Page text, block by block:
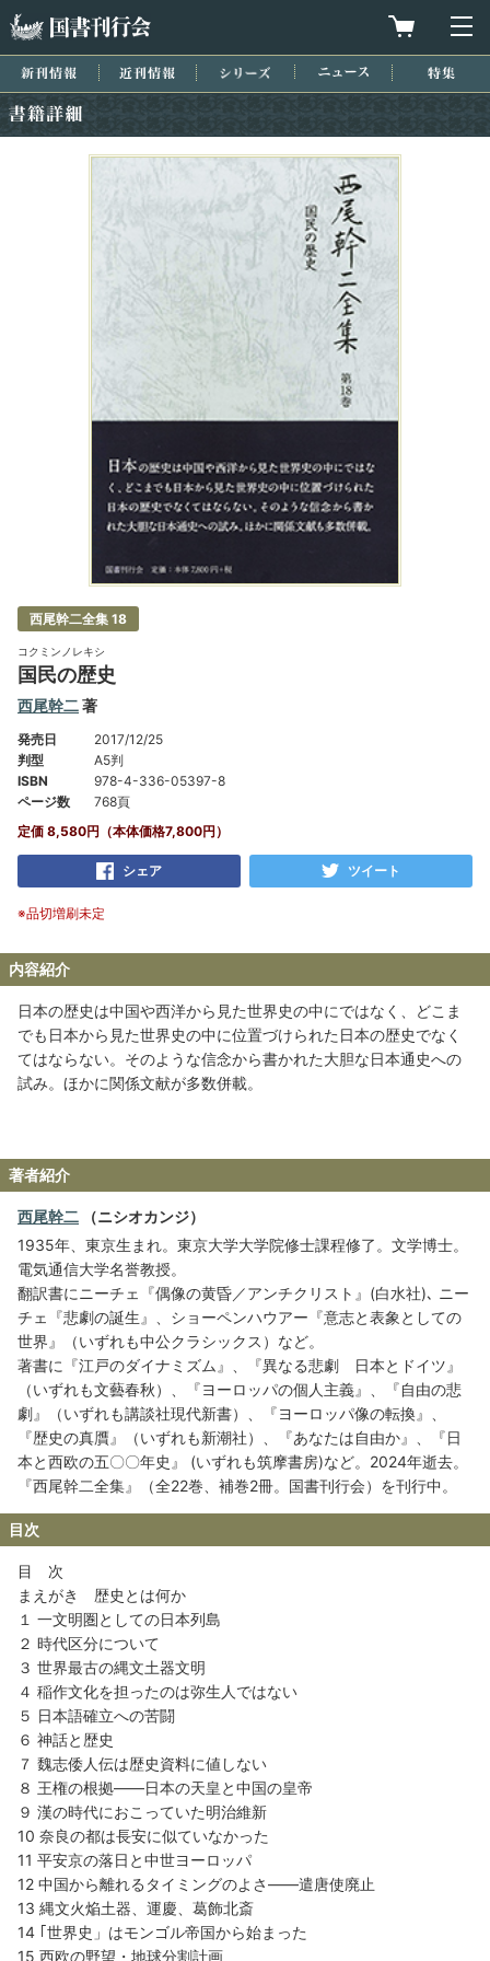
買物カゴを
新刊情報 近刊情報 シリーズ ニュース
西尾幹二全集 18
コクミンノレキシ
国民の歴史
西尾幹二著
発売日
2017/12/25
判型
A5判
ISBN
978-4-336-05397-8
ページ数
768頁
定価 8,580円（本体価格7,800円）
シェア ツイート
※品切増刷未定
内容紹介
日本の歴史は中国や西洋から見た世界史の中にではなく、どこま
でも日本から見た世界史の中に位置づけられた日本の歴史でなく
てはならない。そのような信念から書かれた大胆な日本通史への
試み。ほかに関係文献が多数併載。
著者紹介
西尾幹二 （ニシオカンジ）
1935年、東京生まれ。東京大学大学院修士課程修了。文学博士。
電気通信大学名誉教授。
翻訳書にニーチェ『偶像の黄昏／アンチクリスト』(白水社)､ ニー
チェ『悲劇の誕生』、ショーペンハウアー『意志と表象としての
世界』（いずれも中公クラシックス）など。
著書に『江戸のダイナミズム』、『異なる悲劇 日本とドイツ』
（いずれも文藝春秋）、『ヨーロッパの個人主義』、『自由の悲
劇』（いずれも講談社現代新書）、『ヨーロッパ像の転換』、
『歴史の真贋』（いずれも新潮社）、『あなたは自由か』、『日
本と西欧の五〇〇年史』 (いずれも筑摩書房)など。2024年逝去。
『西尾幹二全集』（全22巻、補巻2冊。国書刊行会）を刊行中。
目次
目 次
まえがき 歴史とは何か
１ 一文明圏としての日本列島
２ 時代区分について
３ 世界最古の縄文土器文明
４ 稲作文化を担ったのは弥生人ではない
５ 日本語確立への苦闘
６ 神話と歴史
７ 魏志倭人伝は歴史資料に値しない
８ 王権の根拠――日本の天皇と中国の皇帝
９ 漢の時代におこっていた明治維新
10 奈良の都は長安に似ていなかった
11 平安京の落日と中世ヨーロッパ
12 中国から離れるタイミングのよさ――遣唐使廃止
13 縄文火焔土器、運慶、葛飾北斎
14 ｢世界史」はモンゴル帝国から始まった
15 西欧の野望・地球分割計画